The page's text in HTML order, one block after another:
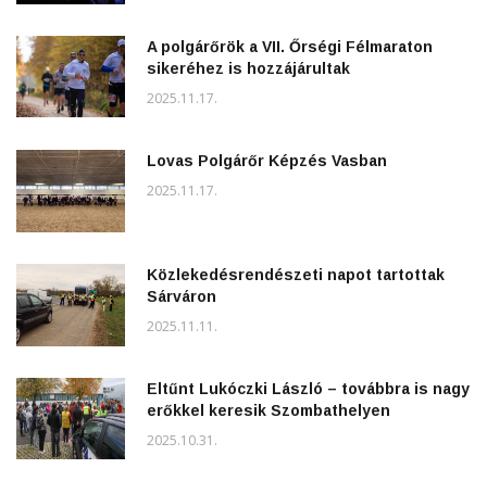
A polgárőrök a VII. Őrségi Félmaraton
sikeréhez is hozzájárultak
2025.11.17.
Lovas Polgárőr Képzés Vasban
2025.11.17.
Közlekedésrendészeti napot tartottak
Sárváron
2025.11.11.
Eltűnt Lukóczki László – továbbra is nagy
erőkkel keresik Szombathelyen
2025.10.31.